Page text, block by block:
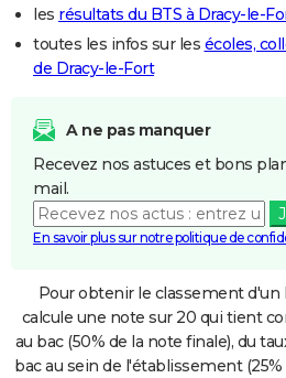
les résultats du BTS à Dracy-le-
toutes les infos sur les écoles,
de Dracy-le-Fort
A ne pas manquer
Recevez nos astuces et bons
mail.
En savoir plus sur notre politique de
Pour obtenir le classement d'un
calcule une note sur 20 qui tient
au bac (50% de la note finale), du
bac au sein de l'établissement